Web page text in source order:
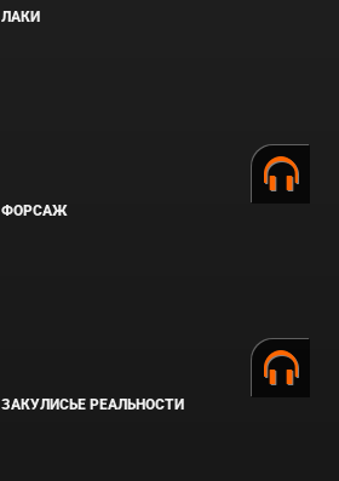
ЛАКИ
ФОРСАЖ
ЗАКУЛИСЬЕ РЕАЛЬНОСТИ